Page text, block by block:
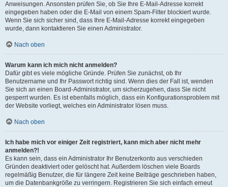
Anweisungen. Ansonsten prüfen Sie, ob Sie Ihre E-Mail-Adresse korrekt
eingegeben haben oder die E-Mail von einem Spam-Filter blockiert wurde.
Wenn Sie sich sicher sind, dass Ihre E-Mail-Adresse korrekt eingegeben
wurde, dann kontaktieren Sie einen Administrator.
Nach oben
Warum kann ich mich nicht anmelden?
Dafür gibt es viele mögliche Gründe. Prüfen Sie zunächst, ob Ihr
Benutzername und Ihr Passwort richtig sind. Wenn dies der Fall ist, wenden
Sie sich an einen Board-Administrator, um sicherzugehen, dass Sie nicht
gesperrt wurden. Es ist ebenfalls möglich, dass ein Konfigurationsproblem mit
der Website vorliegt, welches ein Administrator lösen muss.
Nach oben
Ich habe mich vor einiger Zeit registriert, kann mich aber nicht mehr
anmelden?!
Es kann sein, dass ein Administrator Ihr Benutzerkonto aus verschieden
Gründen deaktiviert oder gelöscht hat. Außerdem löschen viele Boards
regelmäßig Benutzer, die für längere Zeit keine Beiträge geschrieben haben,
um die Datenbankgröße zu verringern. Registrieren Sie sich einfach erneut